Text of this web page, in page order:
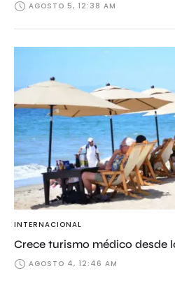
AGOSTO 5, 12:38 AM
INTERNACIONAL
Crece turismo médico desde
AGOSTO 4, 12:46 AM